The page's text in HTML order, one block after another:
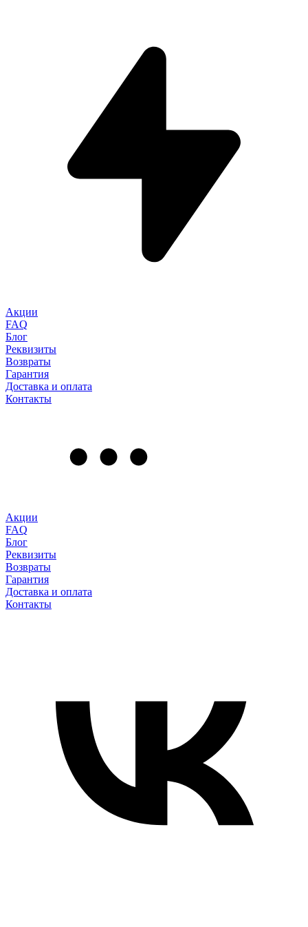
Акции
FAQ
Блог
Реквизиты
Возвраты
Гарантия
Доставка и оплата
Контакты
Акции
FAQ
Блог
Реквизиты
Возвраты
Гарантия
Доставка и оплата
Контакты